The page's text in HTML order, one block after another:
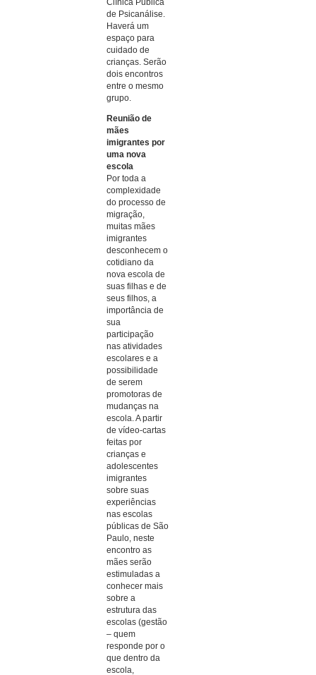
Clínica Pública
de Psicanálise.
Haverá um
espaço para
cuidado de
crianças. Serão
dois encontros
entre o mesmo
grupo.
Reunião de
mães
imigrantes por
uma nova
escola
Por toda a
complexidade
do processo de
migração,
muitas mães
imigrantes
desconhecem o
cotidiano da
nova escola de
suas filhas e de
seus filhos, a
importância de
sua
participação
nas atividades
escolares e a
possibilidade
de serem
promotoras de
mudanças na
escola. A partir
de vídeo-cartas
feitas por
crianças e
adolescentes
imigrantes
sobre suas
experiências
nas escolas
públicas de São
Paulo, neste
encontro as
mães serão
estimuladas a
conhecer mais
sobre a
estrutura das
escolas (gestão
– quem
responde por o
que dentro da
escola,